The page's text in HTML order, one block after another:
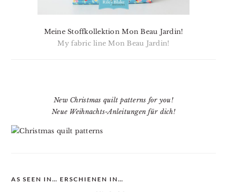
Meine Stoffkollektion Mon Beau Jardin!
My fabric line Mon Beau Jardin!
New Christmas quilt patterns for you!
Neue Weihnachts-Anleitungen für dich!
AS SEEN IN… ERSCHIENEN IN…